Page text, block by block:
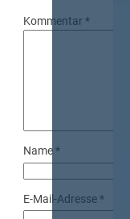
Kommentar*
Name*
E-Mail-Adresse*